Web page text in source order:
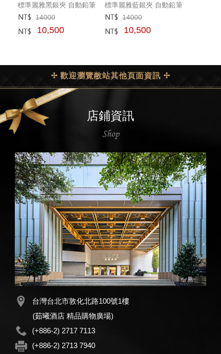
標準麗雅黑銀夾 自動鉛筆
定價﹕ 14000
網購﹕
10,500
標準麗雅藍銀夾 自動鉛筆
定價﹕14000
網購﹕
10,500
✢ 歡迎瀏覽敝站其他頁面資訊 ✢
店鋪資訊
Shop
台灣台北市敦化北路100號1樓
(茹曦酒店 精品購物廣場)
(+886-2) 2717 7113
(+886-2) 2713 7940